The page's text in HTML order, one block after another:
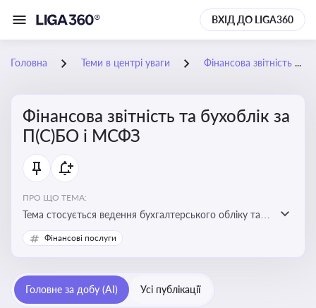
ВХІД ДО LIGA360
Головна Теми в центрі уваги Фінансова звітність та бухоблік за П(С)БО і МСФЗ
Фінансова звітність та бухоблік за
П(С)БО і МСФЗ
ПРО ЩО ТЕМА:
Тема стосується ведення бухгалтерського обліку та
складання фінансової звітності відповідно до
національних і міжнародних стандартів
Фінансові послуги
Головне за добу (AI) Усі публікації